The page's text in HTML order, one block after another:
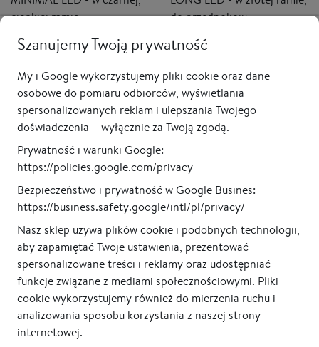
cienkiej ramie,
od 1 045,00 zł
do przedpokoju,
od 1 335,00 zł
100% gwarancja jakości Polski producent
Szanujemy Twoją prywatność
My i Google wykorzystujemy pliki cookie oraz dane
osobowe do pomiaru odbiorców, wyświetlania
spersonalizowanych reklam i ulepszania Twojego
doświadczenia – wyłącznie za Twoją zgodą.
Prywatność i warunki Google:
https://policies.google.com/privacy
Bezpieczeństwo i prywatność w Google Busines:
https://business.safety.google/intl/pl/privacy/
Nasz sklep używa plików cookie i podobnych technologii,
aby zapamiętać Twoje ustawienia, prezentować
spersonalizowane treści i reklamy oraz udostępniać
funkcje związane z mediami społecznościowymi. Pliki
cookie wykorzystujemy również do mierzenia ruchu i
analizowania sposobu korzystania z naszej strony
internetowej.